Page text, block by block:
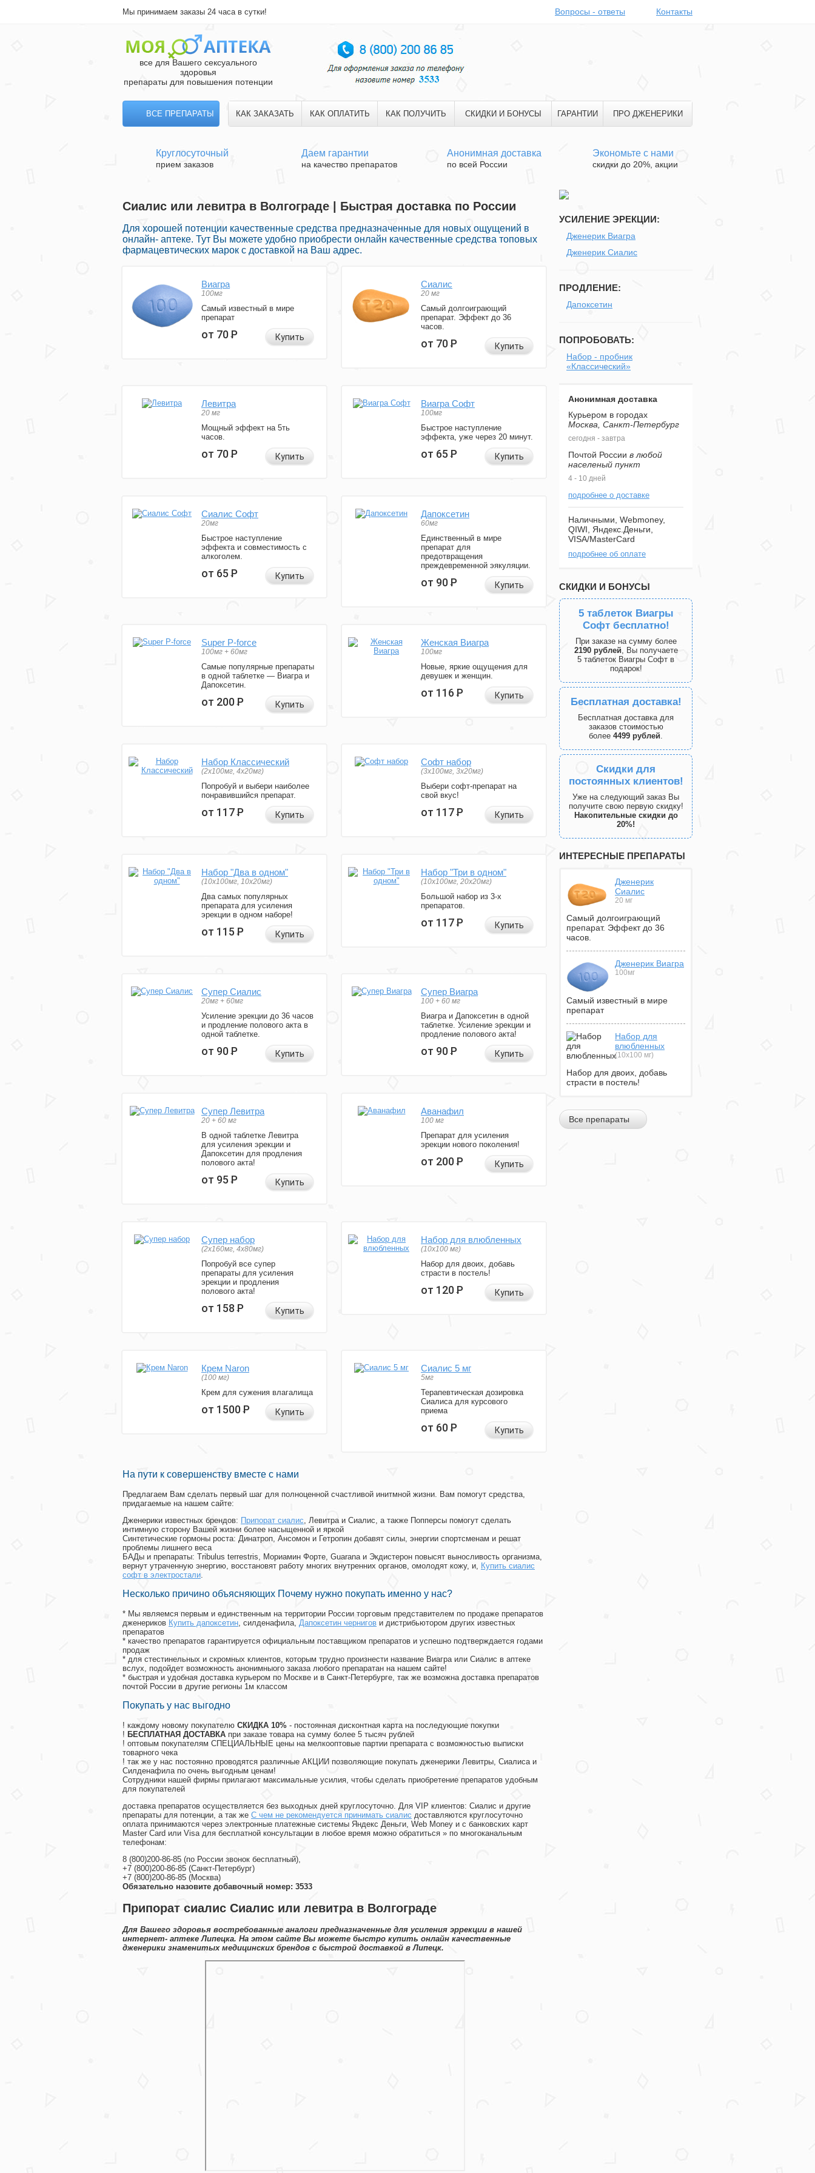
Мы принимаем заказы 24 часа в сутки! Вопросы - ответы Контакты
все для Вашего сексуального
здоровья
препараты для повышения потенции
ВСЕ ПРЕПАРАТЫ КАК ЗАКАЗАТЬ КАК ОПЛАТИТЬ КАК ПОЛУЧИТЬ СКИДКИ И БОНУСЫ ГАРАНТИИ ПРО ДЖЕНЕРИКИ
Круглосуточный
прием заказов
Даем гарантии
на качество препаратов
Анонимная доставка
по всей России
Экономьте с нами
скидки до 20%, акции
Сиалис или левитра в Волгограде | Быстрая доставка по России
Для хорошей потенции качественные средства предназначенные для новых ощущений в
онлайн- аптеке. Тут Вы можете удобно приобрести онлайн качественные средства топовых
фармацевтических марок с доставкой на Ваш адрес.
Виагра
100мг
Самый известный в мире
препарат
от 70Р Купить
Сиалис
20 мг
Самый долгоиграющий
препарат. Эффект до 36
часов.
от 70Р Купить
Левитра
20 мг
Мощный эффект на 5ть
часов.
от 70Р Купить
Виагра Софт
100мг
Быстрое наступление
эффекта, уже через 20 минут.
от 65Р Купить
Сиалис Софт
20мг
Быстрое наступление
эффекта и совместимость с
алкоголем.
от 65Р Купить
Дапоксетин
60мг
Единственный в мире
препарат для
предотвращения
преждевременной эякуляции.
от 90Р Купить
Super P-force
100мг + 60мг
Самые популярные препараты
в одной таблетке — Виагра и
Дапоксетин.
от 200Р Купить
Женская Виагра
100мг
Новые, яркие ощущения для
девушек и женщин.
от 116Р Купить
Набор Классический
(2x100мг, 4x20мг)
Попробуй и выбери наиболее
понравившийся препарат.
от 117Р Купить
Софт набор
(3x100мг, 3x20мг)
Выбери софт-препарат на
свой вкус!
от 117Р Купить
Набор "Два в одном"
(10x100мг, 10x20мг)
Два самых популярных
препарата для усиления
эрекции в одном наборе!
от 115Р Купить
Набор "Три в одном"
(10x100мг, 20x20мг)
Большой набор из 3-х
препаратов.
от 117Р Купить
Супер Сиалис
20мг + 60мг
Усиление эрекции до 36 часов
и продление полового акта в
одной таблетке.
от 90Р Купить
Супер Виагра
100 + 60 мг
Виагра и Дапоксетин в одной
таблетке. Усиление эрекции и
продление полового акта!
от 90Р Купить
Супер Левитра
20 + 60 мг
В одной таблетке Левитра
для усиления эрекции и
Дапоксетин для продления
полового акта!
от 95Р Купить
Аванафил
100 мг
Препарат для усиления
эрекции нового поколения!
от 200Р Купить
Супер набор
(2х160мг, 4х80мг)
Попробуй все супер
препараты для усиления
эрекции и продления
полового акта!
от 158Р Купить
Набор для влюбленных
(10х100 мг)
Набор для двоих, добавь
страсти в постель!
от 120Р Купить
Крем Naron
(100 мг)
Крем для сужения влагалища
от 1500Р Купить
Сиалис 5 мг
5мг
Терапевтическая дозировка
Сиалиса для курсового
приема
от 60Р Купить
На пути к совершенству вместе с нами
Предлагаем Вам сделать первый шаг для полноценной счастливой инитмной жизни. Вам помогут средства,
придагаемые на нашем сайте:
Дженерики известных брендов: Припорат сиалис, Левитра и Сиалис, а также Попперсы помогут сделать
интимную сторону Вашей жизни более насыщенной и яркой
Синтетические гормоны роста: Динатроп, Ансомон и Гетропин добавят силы, энергии спортсменам и решат
проблемы лишнего веса
БАДы и препараты: Tribulus terrestris, Мориамин Форте, Guarana и Экдистерон повысят выносливость организма,
вернут утраченную энергию, восстановят работу многих внутренних органов, омолодят кожу, и, Купить сиалис
софт в электростали.
Несколько причино объясняющих Почему нужно покупать именно у нас?
* Мы являемся первым и единственным на территории России торговым представителем по продаже препаратов
дженериков Купить дапоксетин, силденафила, Дапоксетин чернигов и дистрибьютором других известных
препаратов
* качество препаратов гарантируется официальным поставщиком препаратов и успешно подтверждается годами
продаж
* для стестинельных и скромных клиентов, которым трудно произнести название Виагра или Сиалис в аптеке
вслух, подойдет возможность анонимныого заказа любого препаратан на нашем сайте!
* быстрая и удобная доставка курьером по Москве и в Санкт-Петербурге, так же возможна доставка препаратов
почтой России в другие регионы 1м классом
Покупать у нас выгодно
! каждому новому покупателю СКИДКА 10% - постоянная дисконтная карта на последующие покупки
! БЕСПЛАТНАЯ ДОСТАВКА при заказе товара на сумму более 5 тысяч рублей
! оптовым покупателям СПЕЦИАЛЬНЫЕ цены на мелкооптовые партии препарата с возможностью выписки
товарного чека
! так же у нас постоянно проводятся различные АКЦИИ позволяющие покупать дженерики Левитры, Сиалиса и
Силденафила по очень выгодным ценам!
Cотрудники нашей фирмы прилагают максимальные усилия, чтобы сделать приобретение препаратов удобным
для покупателей
доставка препаратов осуществляется без выходных дней круглосуточно. Для VIP клиентов: Сиалис и другие
препараты для потенции, а так же С чем не рекомендуется принимать сиалис доставляются круглосуточно
оплата принимаются через электронные платежные системы Яндекс Деньги, Web Money и с банковских карт
Master Card или Visa для бесплатной консультации в любое время можно обратиться » по многоканальным
телефонам:
8 (800)200-86-85 (по России звонок бесплатный),
+7 (800)200-86-85 (Санкт-Петербург)
+7 (800)200-86-85 (Москва)
Обязательно назовите добавочный номер: 3533
Припорат сиалис Сиалис или левитра в Волгограде
Для Вашего здоровья востребованные аналоги предназначенные для усиления эррекции в нашей
интернет- аптеке Липецка. На этом сайте Вы можете быстро купить онлайн качественные
дженерики знаменитых медицинских брендов с быстрой доставкой в Липецк.
УСИЛЕНИЕ ЭРЕКЦИИ:
Дженерик Виагра
Дженерик Сиалис
ПРОДЛЕНИЕ:
Дапоксетин
ПОПРОБОВАТЬ:
Набор - пробник
«Классический»
Анонимная доставка
Курьером в городах
Москва, Санкт-Петербург
сегодня - завтра
Почтой России в любой
населеный пункт
4 - 10 дней
подробнее о доставке
Наличными, Webmoney,
QIWI, Яндекс.Деньги,
VISA/MasterCard
подробнее об оплате
СКИДКИ И БОНУСЫ
5 таблеток Виагры
Софт бесплатно!
При заказе на сумму более
2190 рублей, Вы получаете
5 таблеток Виагры Софт в
подарок!
Бесплатная доставка!
Бесплатная доставка для
заказов стоимостью
более 4499 рублей.
Скидки для
постоянных клиентов!
Уже на следующий заказ Вы
получите свою первую скидку!
Накопительные скидки до
20%!
ИНТЕРЕСНЫЕ ПРЕПАРАТЫ
Дженерик
Сиалис
20 мг
Самый долгоиграющий
препарат. Эффект до 36
часов.
Дженерик Виагра
100мг
Самый известный в мире
препарат
Набор для
влюбленных
(10х100 мг)
Набор для двоих, добавь
страсти в постель!
Все препараты